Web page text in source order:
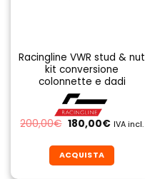
Racingline VWR stud & nut
kit conversione
colonnette e dadi
200,00€ Il
prezzo
era:
200,00€.
180,00€Il
è:
180,00€.
IVA incl.
ACQUISTA